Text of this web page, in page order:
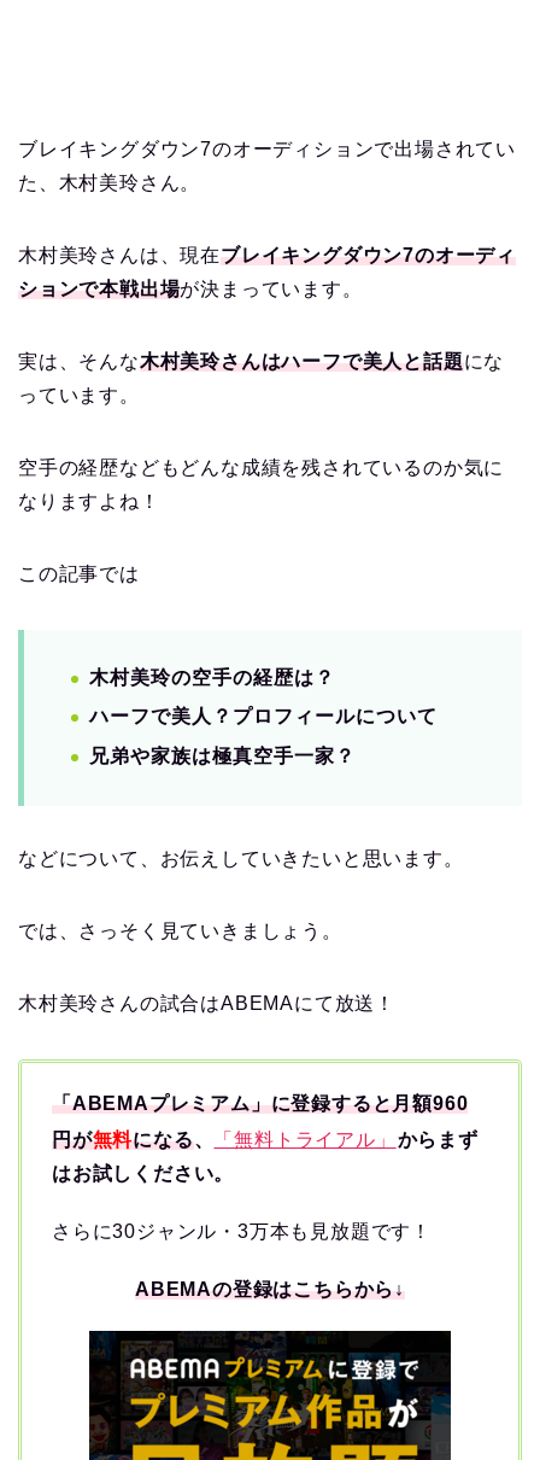
ブレイキングダウン7のオーディションで出場されてい
た、木村美玲さん。
木村美玲さんは、現在ブレイキングダウン7のオーディ
ションで本戦出場が決まっています。
実は、そんな木村美玲さんはハーフで美人と話題にな
っています。
空手の経歴などもどんな成績を残されているのか気に
なりますよね！
この記事では
木村美玲の空手の経歴は？
ハーフで美人？プロフィールについて
兄弟や家族は極真空手一家？
などについて、お伝えしていきたいと思います。
では、さっそく見ていきましょう。
木村美玲さんの試合はABEMAにて放送！
「ABEMAプレミアム」に登録すると月額960
円が無料になる、 「無料トライアル」 からまず
はお試しください。
さらに30ジャンル・3万本も見放題です！
ABEMAの登録はこちらから↓